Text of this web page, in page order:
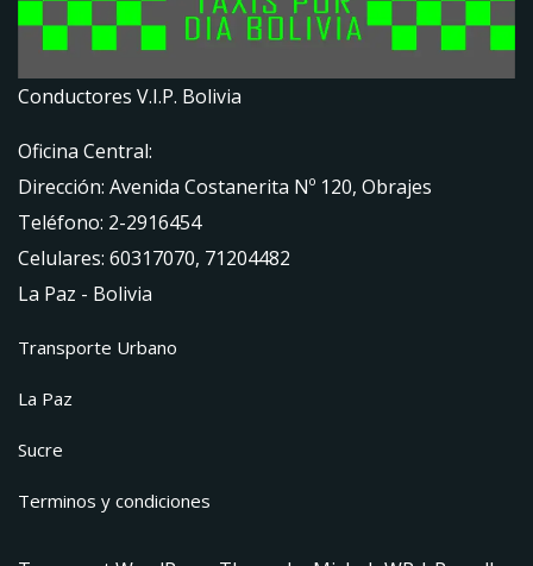
Conductores V.I.P. Bolivia
Oficina Central:
Dirección: Avenida Costanerita Nº 120, Obrajes
Teléfono: 2-2916454
Celulares: 60317070, 71204482
La Paz - Bolivia
Transporte Urbano
La Paz
Sucre
Terminos y condiciones